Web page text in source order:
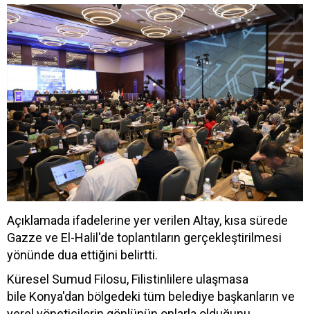
Açıklamada ifadelerine yer verilen Altay, kısa sürede
Gazze ve El-Halil'de toplantıların gerçekleştirilmesi
yönünde dua ettiğini belirtti.
Küresel Sumud Filosu, Filistinlilere ulaşmasa
bile Konya'dan bölgedeki tüm belediye başkanların ve